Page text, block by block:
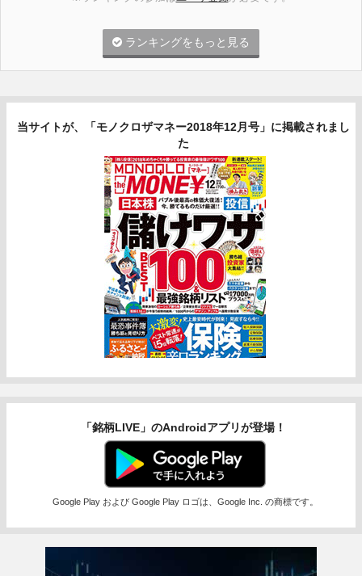
ランキングをもっと見る
当サイトが、「モノクロザマネー2018年12月号」に掲載されまし
た
「銘柄LIVE」のAndroidアプリが登場！
Google Play および Google Play ロゴは、Google Inc. の商標です。